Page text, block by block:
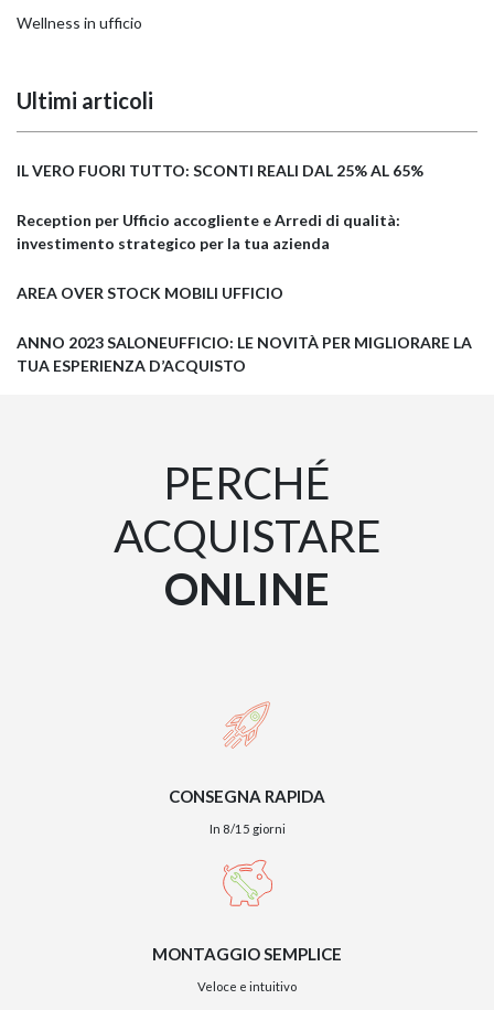
Wellness in ufficio
Ultimi articoli
IL VERO FUORI TUTTO: SCONTI REALI DAL 25% AL 65%
Reception per Ufficio accogliente e Arredi di qualità:
investimento strategico per la tua azienda
AREA OVER STOCK MOBILI UFFICIO
ANNO 2023 SALONEUFFICIO: LE NOVITÀ PER MIGLIORARE LA
TUA ESPERIENZA D’ACQUISTO
PERCHÉ
ACQUISTARE
ONLINE
CONSEGNA RAPIDA
In 8/15 giorni
MONTAGGIO SEMPLICE
Veloce e intuitivo